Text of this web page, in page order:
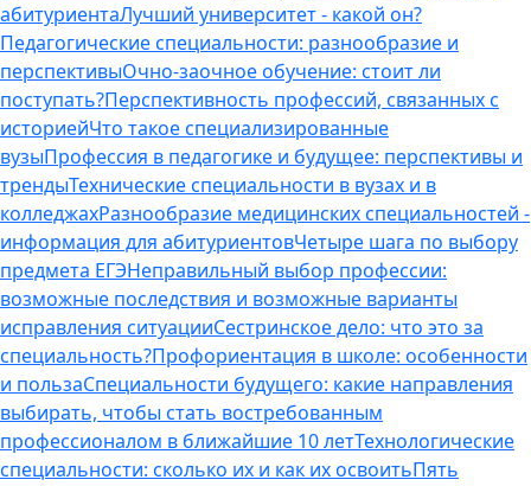
абитуриентаЛучший университет - какой он?
Педагогические специальности: разнообразие и
перспективыОчно-заочное обучение: стоит ли
поступать?Перспективность профессий, связанных с
историейЧто такое специализированные
вузыПрофессия в педагогике и будущее: перспективы и
трендыТехнические специальности в вузах и в
колледжахРазнообразие медицинских специальностей -
информация для абитуриентовЧетыре шага по выбору
предмета ЕГЭНеправильный выбор профессии:
возможные последствия и возможные варианты
исправления ситуацииСестринское дело: что это за
специальность?Профориентация в школе: особенности
и пользаСпециальности будущего: какие направления
выбирать, чтобы стать востребованным
профессионалом в ближайшие 10 летТехнологические
специальности: сколько их и как их освоитьПять